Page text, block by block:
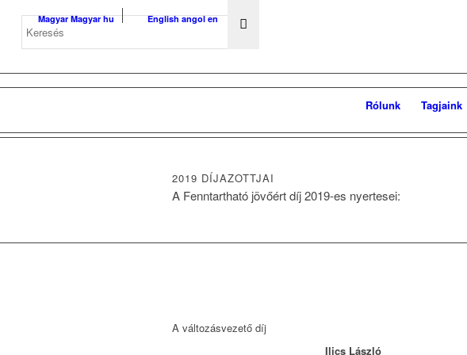
Magyar Magyar hu English angol en
Rólunk Tagjaink
2019 DÍJAZOTTJAI
A Fenntartható jövőért díj 2019-es nyertesei:
A változásvezető díj
Ilics László